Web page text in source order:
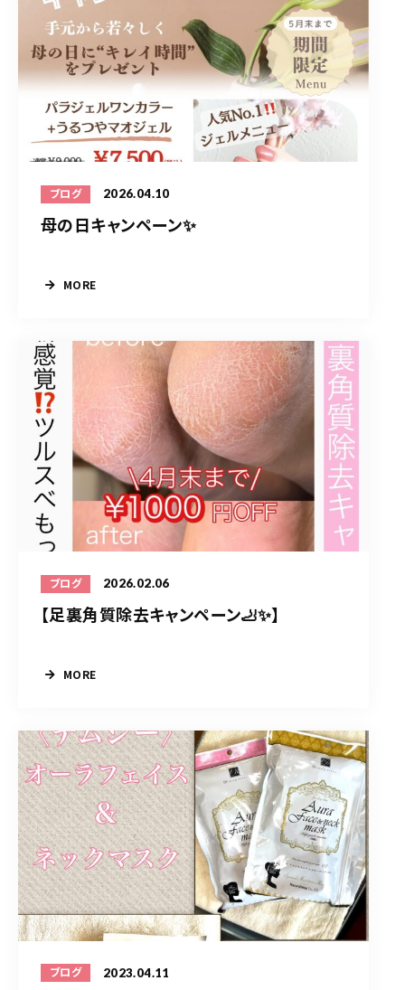
ブログ 2026.04.10
母の日キャンペーン✨
MORE
ブログ 2026.02.06
【足裏角質除去キャンペーン🦶✨】
MORE
ブログ 2023.04.11